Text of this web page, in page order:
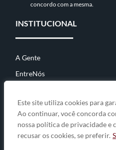
Este site utiliza cookies para
Ao continuar, você concorda
nossa política de privacidade e
recusar os cookies, se preferir.
concordo com a mesma.
INSTITUCIONAL
A Gente
EntreNós
© 2026 A Fronte • jornalismo